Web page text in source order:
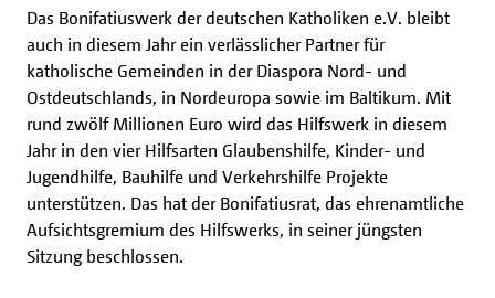
Das Bonifatiuswerk der deutschen Katholiken e.V. bleibt
auch in diesem Jahr ein verlässlicher Partner für
katholische Gemeinden in der Diaspora Nord- und
Ostdeutschlands, in Nordeuropa sowie im Baltikum. Mit
rund zwölf Millionen Euro wird das Hilfswerk in diesem
Jahr in den vier Hilfsarten Glaubenshilfe, Kinder- und
Jugendhilfe, Bauhilfe und Verkehrshilfe Projekte
unterstützen. Das hat der Bonifatiusrat, das ehrenamtliche
Aufsichtsgremium des Hilfswerks, in seiner jüngsten
Sitzung beschlossen.